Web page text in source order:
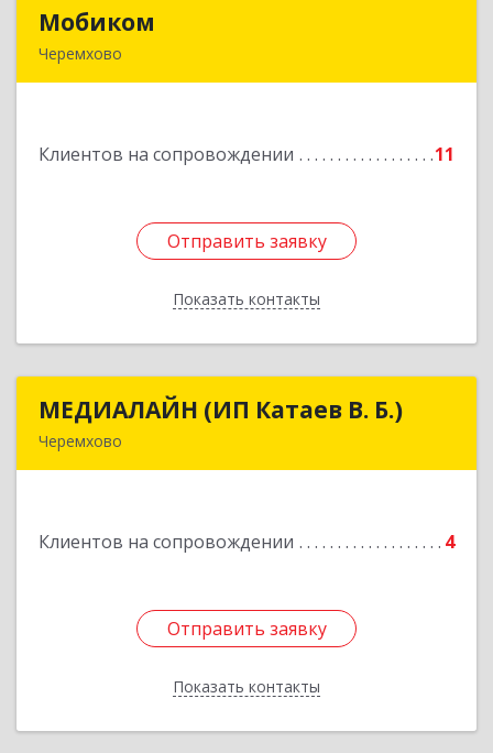
Мобиком
Черемхово
Клиентов на сопровождении 11
Отправить заявку
Показать контакты
Отправить заявку
Назад
МЕДИАЛАЙН (ИП Катаев В. Б.)
Черемхово
Клиентов на сопровождении 4
Отправить заявку
Показать контакты
МЕДИАЛАЙН (ИП Катаев В. Б.)
Подробнее
Отправить заявку
Назад